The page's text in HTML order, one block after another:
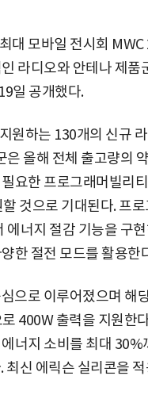
대 모바일 전시회
라디오와 안테나 제품
일 공개했다.
원하는 130개의 신규
올해 전체 출고량의
요한 프로그래머빌리
것으로 기대된다. 프로
너지 절감 기능을 구
한 절전 모드를 활용한
으로 이루어졌으며 해
400W 출력을 지원한
너지 소비를 최대 30%
신 에릭슨 실리콘을